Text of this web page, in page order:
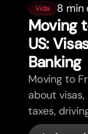
Vida 8 min
Moving
US:
Banking
Moving to
about
taxes,
in France